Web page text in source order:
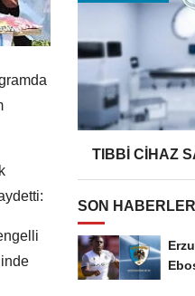
TIBBİ CİHAZ
SON HABERLER